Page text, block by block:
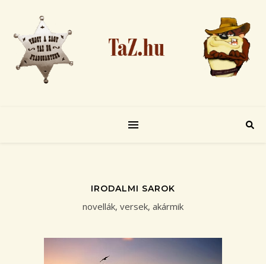
IRODALMI SAROK
novellák, versek, akármik